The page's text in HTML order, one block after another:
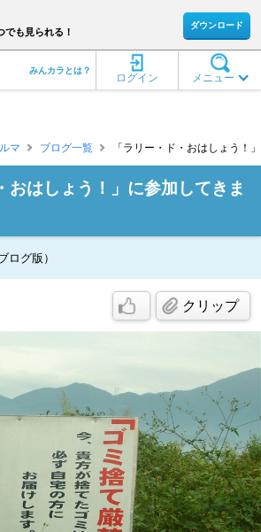
でも見られる！
ダウンロード
メニュー
ログイン
みんカラとは？
マ ブログ一覧 「ラリー・ド・おはしょう！
おはしょう！」に参加してきま
ログ版）
クリップ